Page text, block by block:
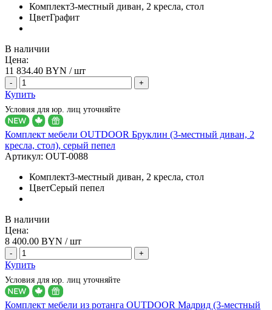
Комплект3-местный диван, 2 кресла, стол
ЦветГрафит
В наличии
Цена:
11 834.40 BYN / шт
- +
Купить
Условия для юр. лиц уточняйте
Комплект мебели OUTDOOR Бруклин (3-местный диван, 2
кресла, стол), серый пепел
Артикул: OUT-0088
Комплект3-местный диван, 2 кресла, стол
ЦветСерый пепел
В наличии
Цена:
8 400.00 BYN / шт
- +
Купить
Условия для юр. лиц уточняйте
Комплект мебели из ротанга OUTDOOR Мадрид (3-местный